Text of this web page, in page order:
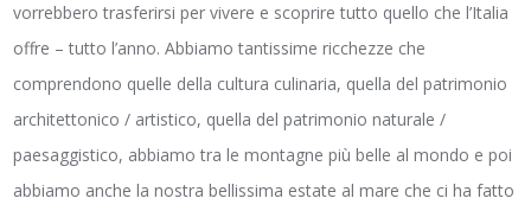
vorrebbero trasferirsi per vivere e scoprire tutto quello che l’Italia
offre – tutto l’anno. Abbiamo tantissime ricchezze che
comprendono quelle della cultura culinaria, quella del patrimonio
architettonico / artistico, quella del patrimonio naturale /
paesaggistico, abbiamo tra le montagne più belle al mondo e poi
abbiamo anche la nostra bellissima estate al mare che ci ha fatto